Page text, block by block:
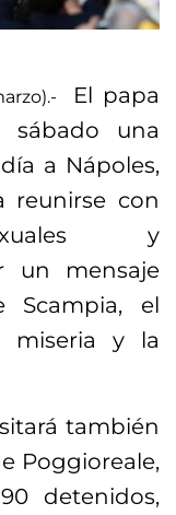
El papa
sábado una
a Nápoles,
reunirse con
y
un mensaje
Scampia, el
miseria y la
también
Poggioreale,
detenidos,